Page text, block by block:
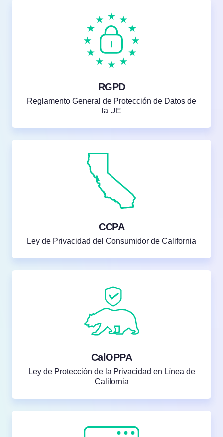
Pruébelo gratis
RGPD
Reglamento General de Protección de Datos de
la UE
CCPA
Ley de Privacidad del Consumidor de California
CalOPPA
Ley de Protección de la Privacidad en Línea de
California